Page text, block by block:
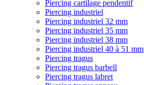
Piercing cartilage pendentif
Piercing industriel
Piercing industriel 32 mm
Piercing industriel 35 mm
Piercing industriel 38 mm
Piercing industriel 40 à 51 mm
Piercing tragus
Piercing tragus barbell
Piercing tragus labret